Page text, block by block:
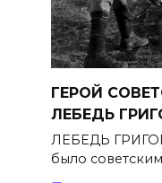
ГЕРОЙ
ЛЕБЕДЬ
ЛЕБЕДЬ
было